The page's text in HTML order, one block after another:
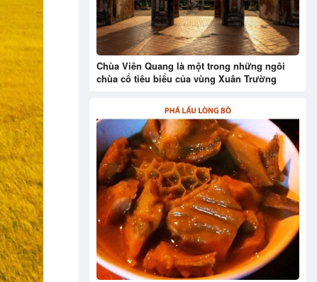
Chùa Viên Quang là một trong những ngôi
chùa cổ tiêu biểu của vùng Xuân Trường